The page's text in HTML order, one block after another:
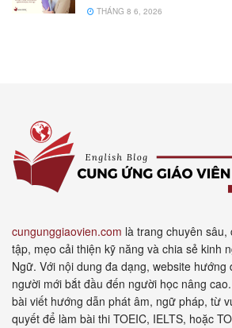
THÁNG 8 6, 2026
cungunggiaovien.com là trang chuyên
tập, mẹo cải thiện kỹ năng và chia sẻ kinh
Ngữ. Với nội dung đa dạng, website
người mới bắt đầu đến người học nâng
bài viết hướng dẫn phát âm, ngữ pháp, từ
quyết để làm bài thi TOEIC, IELTS, hoặc